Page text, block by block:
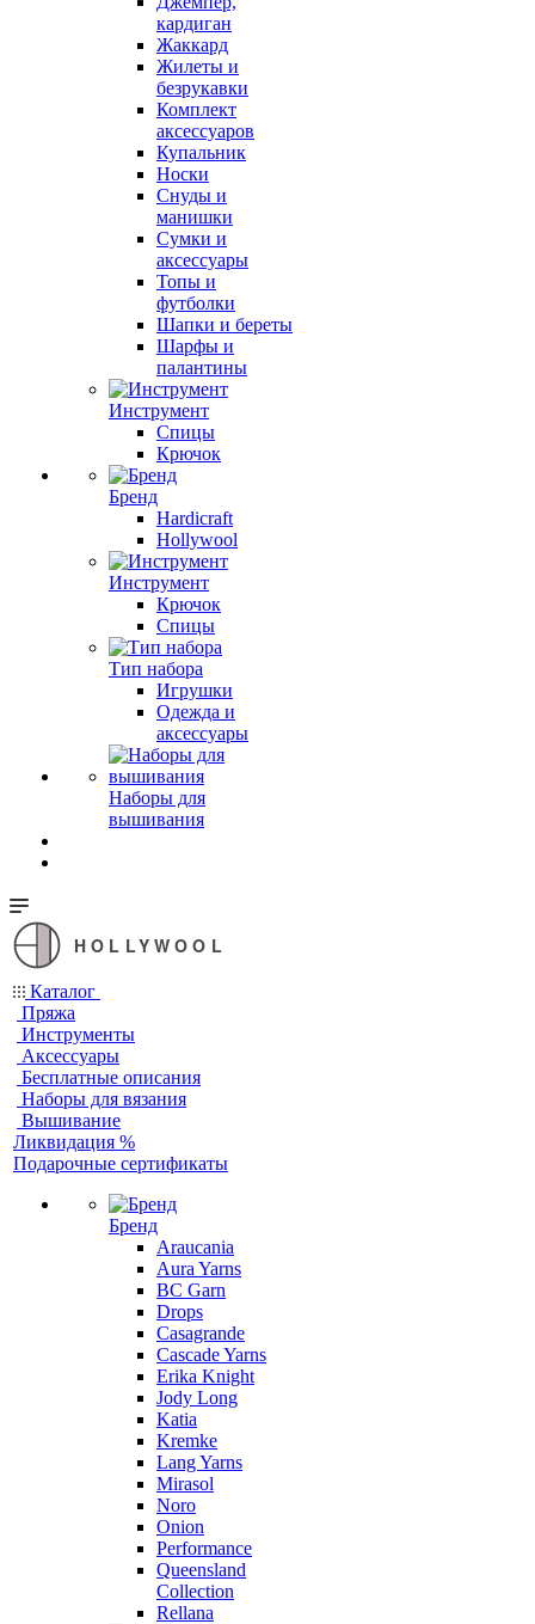
кардиган
Жаккард
Жилеты и
безрукавки
Комплект
аксессуаров
Купальник
Носки
Снуды и
манишки
Сумки и
аксессуары
Топы и
футболки
Шапки и береты
Шарфы и
палантины
Инструмент
Спицы
Крючок
Бренд
Hardicraft
Hollywool
Инструмент
Крючок
Спицы
Тип набора
Игрушки
Одежда и
аксессуары
Наборы для
вышивания
HOLLYWOOL
Каталог
Пряжа
Инструменты
Аксессуары
Бесплатные описания
Наборы для вязания
Вышивание
Ликвидация %
Подарочные сертификаты
Бренд
Araucania
Aura Yarns
BC Garn
Drops
Casagrande
Cascade Yarns
Erika Knight
Jody Long
Katia
Kremke
Lang Yarns
Mirasol
Noro
Onion
Performance
Queensland
Collection
Rellana